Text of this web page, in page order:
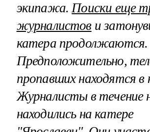
экипажа.Поиски еще
журналистови
катера продолжаются.
Предположительно,
пропавших находятся в
Журналисты в течение
находились на катере